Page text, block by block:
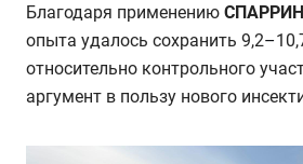
Благодаря применению
опыта удалось сохранить 9,2–
относительно контрольного
аргумент в пользу нового